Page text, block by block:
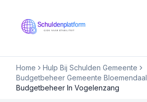
Home
Hulp Bij Schulden Gemeente
Budgetbeheer Gemeente Bloemendaal
Budgetbeheer In Vogelenzang